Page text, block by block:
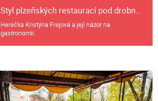
Styl plzeňských restaurací pod drobnohledem Kristýny Frejové
Herečka Kristýna Frejová a její názor na
gastronomii.